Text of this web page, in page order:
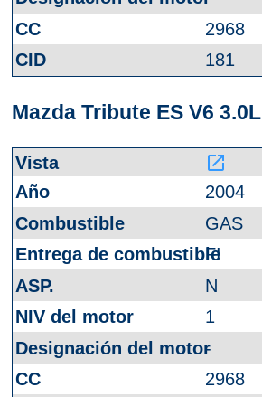
2968
181
Mazda Tribute ES V6 3.0L
launch
2004
GAS
FI
N
1
-
2968